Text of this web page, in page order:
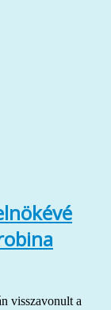
visszavonult a